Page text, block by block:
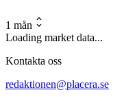
1 mån
Loading market data...
Kontakta oss
redaktionen@placera.se